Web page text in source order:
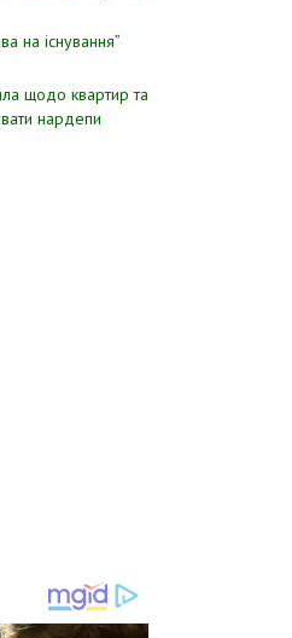
на іcнування”
щодо квартир та
нардепи